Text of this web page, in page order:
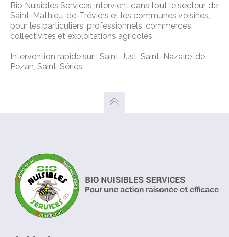
Bio Nuisibles Services intervient dans tout le secteur de
Saint-Mathieu-de-Tréviers et les communes voisines,
pour les particuliers, professionnels, commerces,
collectivités et exploitations agricoles.
Intervention rapide sur : Saint-Just, Saint-Nazaire-de-
Pézan, Saint-Sériès